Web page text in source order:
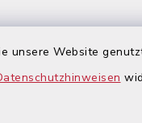
unsere Website
: